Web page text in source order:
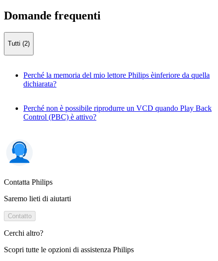
Domande frequenti
Tutti (2)
Perché la memoria del mio lettore Philips èinferiore da quella
dichiarata?
Perché non è possibile riprodurre un VCD quando Play Back
Control (PBC) è attivo?
Contatta Philips
Saremo lieti di aiutarti
Contatto
Cerchi altro?
Scopri tutte le opzioni di assistenza Philips